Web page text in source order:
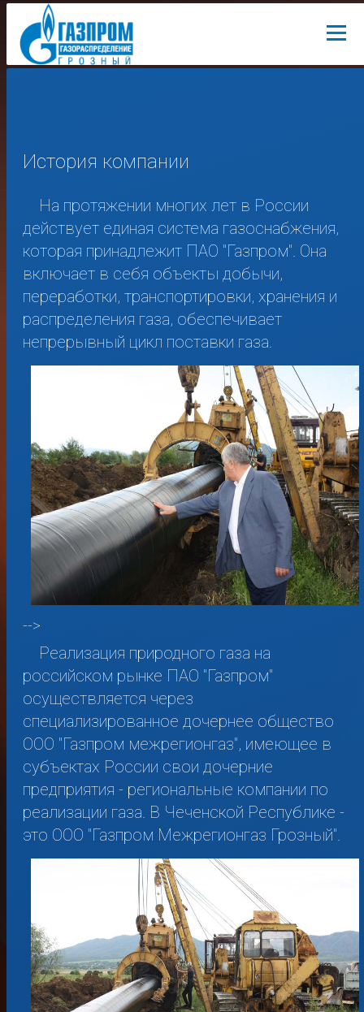
История компании
На протяжении многих лет в России
действует единая система газоснабжения,
которая принадлежит ПАО "Газпром". Она
включает в себя объекты добычи,
переработки, транспортировки, хранения и
распределения газа, обеспечивает
непрерывный цикл поставки газа.
-->
Реализация природного газа на
российском рынке ПАО "Газпром"
осуществляется через
специализированное дочернее общество
OOO "Газпром межрегионгаз", имеющее в
субъектах России свои дочерние
предприятия - региональные компании по
реализации газа. В Чеченской Республике -
это ООО "Газпром Межрегионгаз Грозный".